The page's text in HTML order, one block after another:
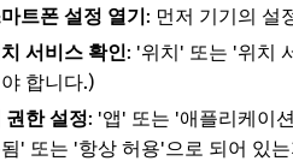
트폰 설정 열기: 먼저 기기의 설
서비스 확인: '위치' 또는 '위치
합니다.)
권한 설정: '앱' 또는 '애플리케이
' 또는 '항상 허용'으로 되어 있